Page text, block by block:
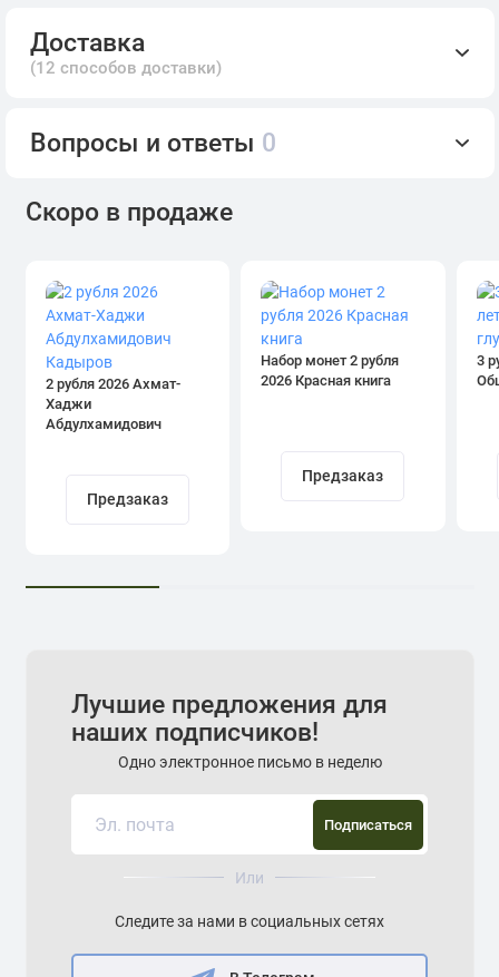
Доставка
(12 способов доставки)
Вопросы и ответы 0
Скоро в продаже
2 рубля 2026 Ахмат-
Хаджи
Абдулхамидович
Предзаказ
Набор монет 2 рубля
2026 Красная книга
Предзаказ
3
Лучшие предложения для
наших подписчиков!
Одно электронное письмо в неделю
Подписаться
Или
Следите за нами в социальных сетях